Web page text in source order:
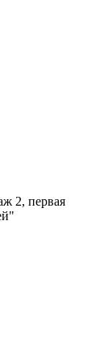
2, первая